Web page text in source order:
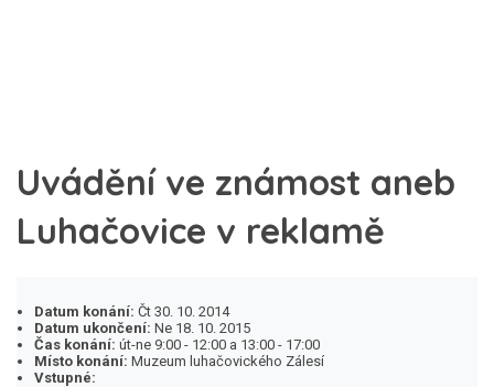
Uvádění ve známost aneb
Luhačovice v reklamě
Datum konání: Čt 30. 10. 2014
Datum ukončení: Ne 18. 10. 2015
Čas konání: út-ne 9:00 - 12:00 a 13:00 - 17:00
Místo konání: Muzeum luhačovického Zálesí
Vstupné: